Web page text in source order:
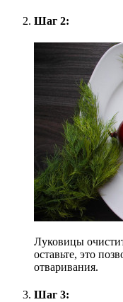
Шаг 2:
Луковицы
оставьте, это
отваривания.
Шаг 3: